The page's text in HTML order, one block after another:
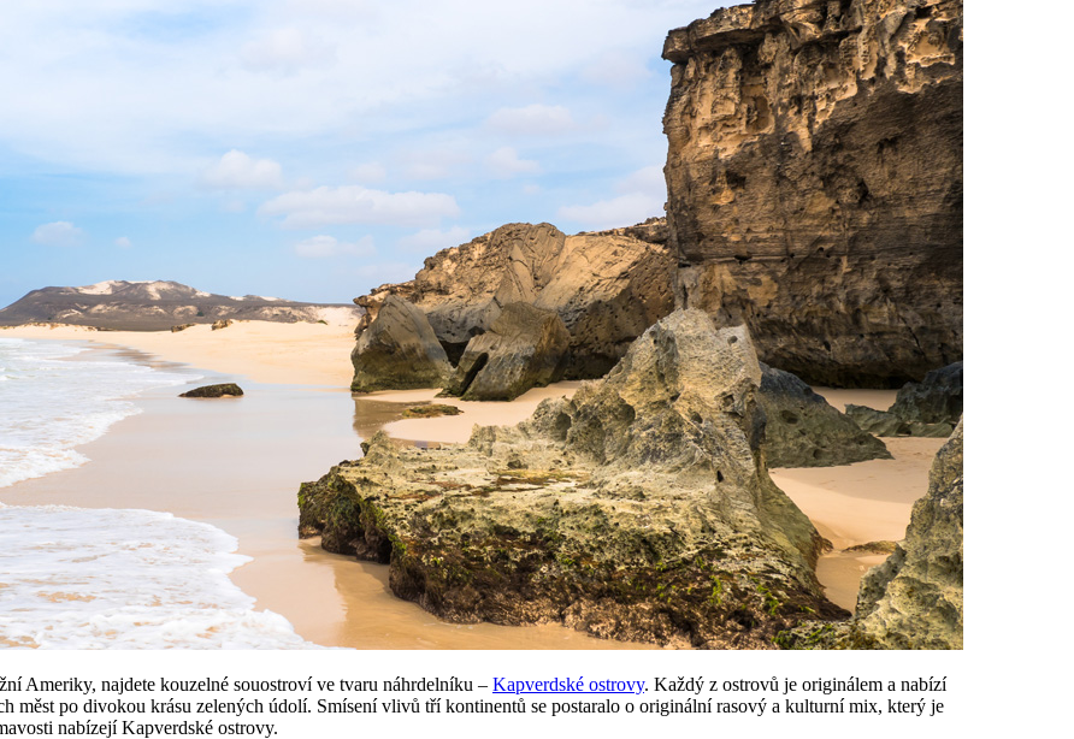
Ameriky, najdete kouzelné souostroví ve tvaru náhrdelníku – Kapverdské ostrovy. Každý z ostrovů je originálem a nabízí
měst po divokou krásu zelených údolí. Smísení vlivů tří kontinentů se postaralo o originální rasový a kulturní mix, který je
nabízejí Kapverdské ostrovy.